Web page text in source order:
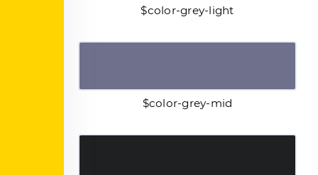
$color-grey-light
$color-grey-mid